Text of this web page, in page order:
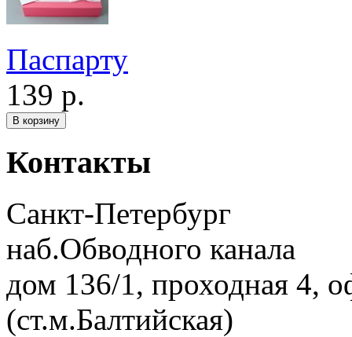
Паспарту
139 р.
Контакты
Санкт-Петербург
наб.Обводного канала
дом 136/1, проходная 4,
(ст.м.Балтийская)